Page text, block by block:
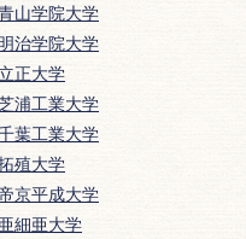
山学院大学
明治学院大学
立正大学
浦工業大学
葉工業大学
殖大学
京平成大学
亜細亜大学